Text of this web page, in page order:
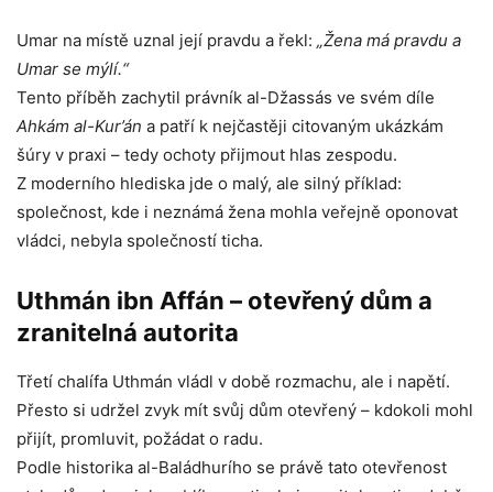
Umar na místě uznal její pravdu a řekl: „Žena má pravdu a
Umar se mýlí.“
Tento příběh zachytil právník al-Džassás ve svém díle
Ahkám al-Kur’án a patří k nejčastěji citovaným ukázkám
šúry v praxi – tedy ochoty přijmout hlas zespodu.
Z moderního hlediska jde o malý, ale silný příklad:
společnost, kde i neznámá žena mohla veřejně oponovat
vládci, nebyla společností ticha.
Uthmán ibn Affán – otevřený dům a
zranitelná autorita
Třetí chalífa Uthmán vládl v době rozmachu, ale i napětí.
Přesto si udržel zvyk mít svůj dům otevřený – kdokoli mohl
přijít, promluvit, požádat o radu.
Podle historika al-Baládhurího se právě tato otevřenost